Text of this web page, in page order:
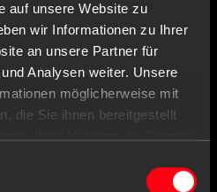
auf unsere Website zu
wir Informationen zu Ihrer
an unsere Partner für
Analysen weiter. Unsere
möglicherweise mit
die Sie ihnen bereitgestellt
für Männer,
/ milchig
Deckel